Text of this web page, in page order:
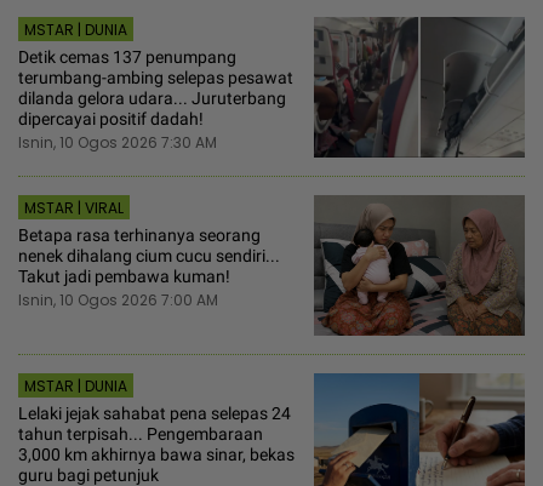
MSTAR | DUNIA
Detik cemas 137 penumpang
terumbang-ambing selepas pesawat
dilanda gelora udara... Juruterbang
dipercayai positif dadah!
Isnin, 10 Ogos 2026 7:30 AM
MSTAR | VIRAL
Betapa rasa terhinanya seorang
nenek dihalang cium cucu sendiri...
Takut jadi pembawa kuman!
Isnin, 10 Ogos 2026 7:00 AM
MSTAR | DUNIA
Lelaki jejak sahabat pena selepas 24
tahun terpisah... Pengembaraan
3,000 km akhirnya bawa sinar, bekas
guru bagi petunjuk